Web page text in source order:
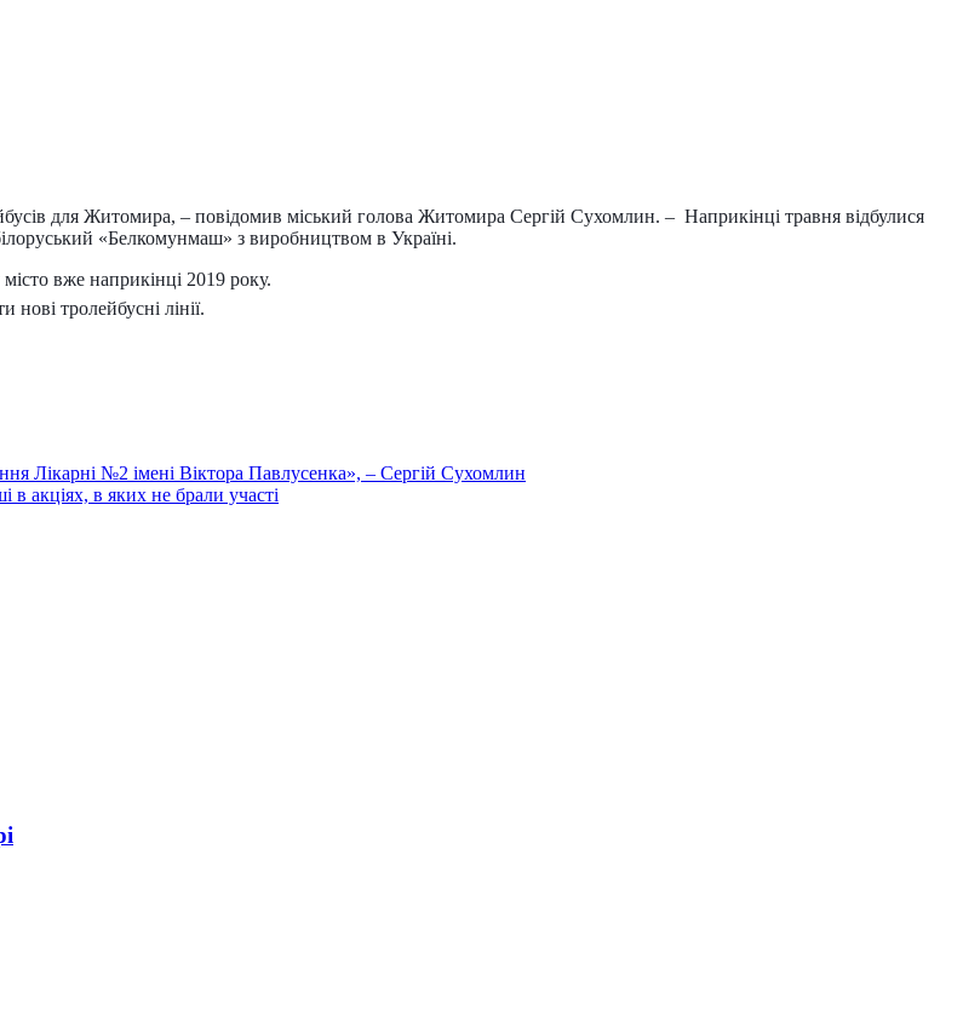
для Житомира, – повідомив міський голова Житомира Сергій Сухомлин. – Наприкінці травня відбулися
«Белкомунмаш» з виробництвом в Україні.
вже наприкінці 2019 року.
тролейбусні лінії.
Лікарні №2 імені Віктора Павлусенка», – Сергій Сухомлин
в акціях, в яких не брали участі